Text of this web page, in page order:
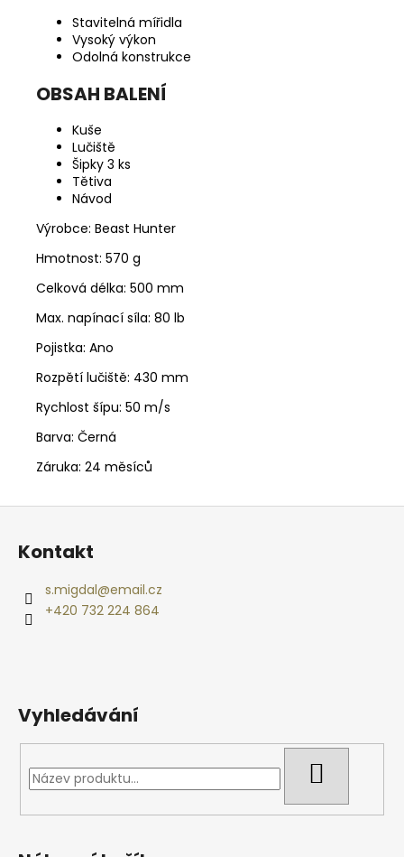
Stavitelná mířidla
Vysoký výkon
Odolná konstrukce
OBSAH BALENÍ
Kuše
Lučiště
Šipky 3 ks
Tětiva
Návod
Výrobce: Beast Hunter
Hmotnost: 570 g
Celková délka: 500 mm
Max. napínací síla: 80 lb
Pojistka: Ano
Rozpětí lučiště: 430 mm
Rychlost šípu: 50 m/s
Barva: Černá
Záruka: 24 měsíců
Z
Kontakt
s.migdal@email.cz
+420 732 224 864
Vyhledávání